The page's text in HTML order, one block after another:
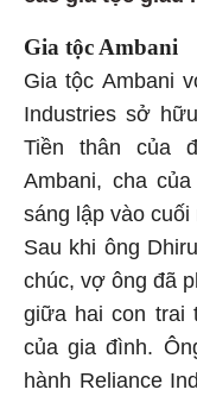
Gia tộc Ambani
Gia tộc Ambani
Industries sở
Tiền thân của
Ambani, cha
sáng lập vào cuối
Sau khi ông
chúc, vợ ông đã
giữa hai con trai
của gia đình.
hành Reliance